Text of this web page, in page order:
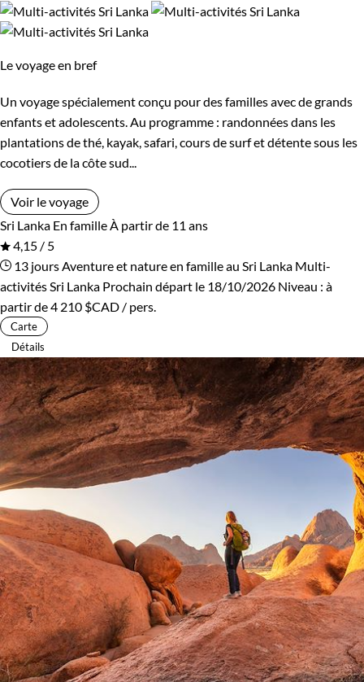
Le voyage en bref
Un voyage spécialement conçu pour des familles avec de grands
enfants et adolescents. Au programme : randonnées dans les
plantations de thé, kayak, safari, cours de surf et détente sous les
cocotiers de la côte sud...
Voir le voyage
Sri Lanka En famille À partir de 11 ans
4,15 / 5
13 jours Aventure et nature en famille au Sri Lanka Multi-
activités Sri Lanka Prochain départ le 18/10/2026 Niveau : à
partir de4 210 $CAD / pers.
Carte
Détails